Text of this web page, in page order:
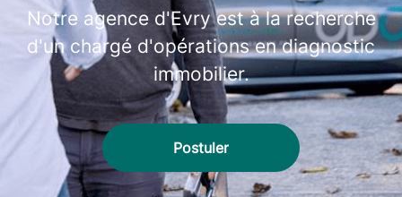
Notre agence d'Evry est à la recherche
d'un chargé d'opérations en diagnostic
immobilier.
Postuler